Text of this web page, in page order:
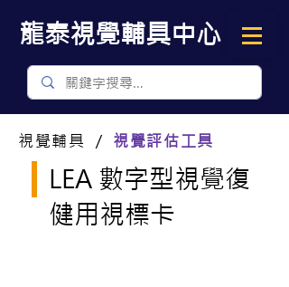
​龍泰視覺輔具中心
視覺輔具 ／ 視覺評估工具
LEA 數字型視覺復
健用視標卡